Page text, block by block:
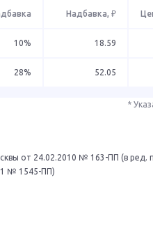
Надбавка, ₽
10% 18.59
28% 52.05
*
от 24.02.2010 № 163-ПП (в ред.
№ 1545-ПП)